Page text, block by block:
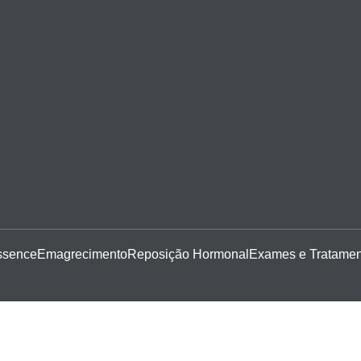
EmagrecimentoReposição Hormonal Exames e